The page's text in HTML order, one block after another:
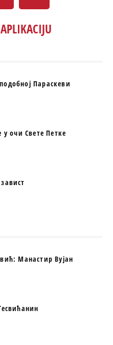
Параскеви
у очи Свете Петке
Манастир Вујан